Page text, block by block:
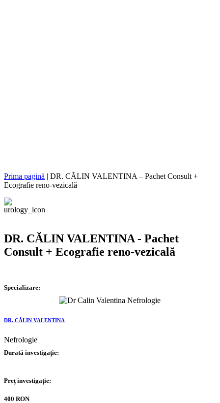
Prima pagină | DR. CĂLIN VALENTINA – Pachet Consult +
Ecografie reno-vezicală
DR. CĂLIN VALENTINA - Pachet
Consult + Ecografie reno-vezicală
Specializare:
DR. CĂLIN VALENTINA
Nefrologie
Durată investigație:
Preț investigație:
400 RON